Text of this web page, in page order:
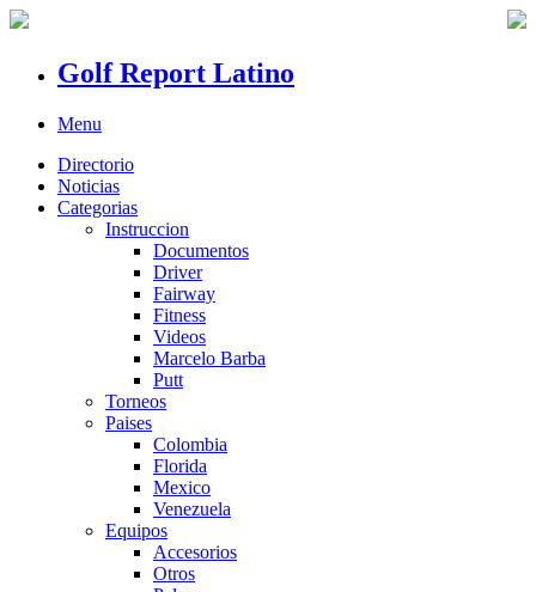
Golf Report Latino
Menu
Directorio
Noticias
Categorias
Instruccion
Documentos
Driver
Fairway
Fitness
Videos
Marcelo Barba
Putt
Torneos
Paises
Colombia
Florida
Mexico
Venezuela
Equipos
Accesorios
Otros